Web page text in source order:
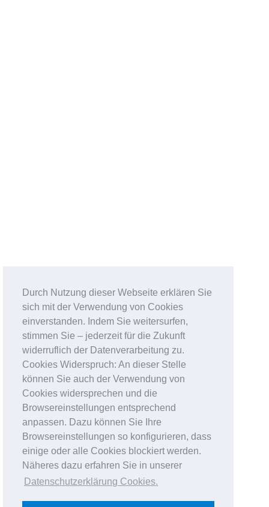
Durch Nutzung dieser Webseite erklären Sie
sich mit der Verwendung von Cookies
einverstanden. Indem Sie weitersurfen,
stimmen Sie – jederzeit für die Zukunft
widerruflich der Datenverarbeitung zu.
Cookies Widerspruch: An dieser Stelle
können Sie auch der Verwendung von
Cookies widersprechen und die
Browsereinstellungen entsprechend
anpassen. Dazu können Sie Ihre
Browsereinstellungen so konfigurieren, dass
einige oder alle Cookies blockiert werden.
Näheres dazu erfahren Sie in unserer
Datenschutzerklärung Cookies.